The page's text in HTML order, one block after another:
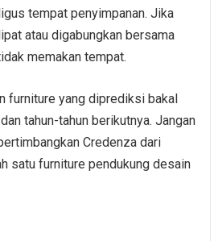
tempat penyimpanan. Jika
atau digabungkan bersama
memakan tempat.
furniture yang diprediksi bakal
tahun-tahun berikutnya. Jangan
Credenza dari
satu furniture pendukung desain